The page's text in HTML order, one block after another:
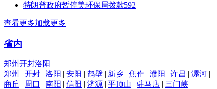
特朗普政府暂停美环保局拨款592
查看更多加载更多
省内
郑州开封洛阳
郑州
开封 洛阳 安阳 鹤壁 新乡 焦作 濮阳 许昌 漯河
商丘
周口 南阳 信阳 济源 平顶山 驻马店 三门峡